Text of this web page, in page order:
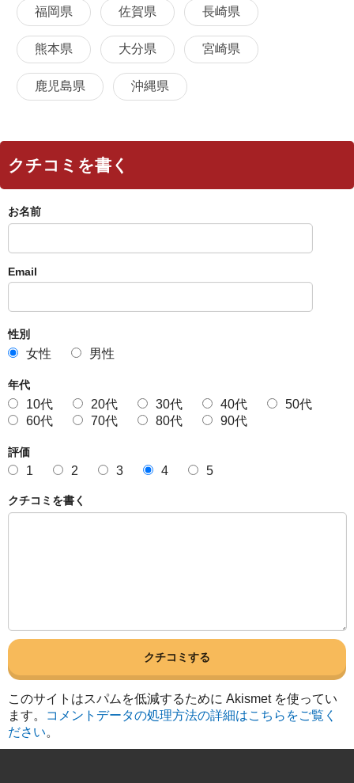
福岡県 佐賀県 長崎県
熊本県 大分県 宮崎県
鹿児島県 沖縄県
クチコミを書く
お名前
Email
性別
女性 男性
年代
10代 20代 30代 40代
50代
60代
70代 80代 90代
評価
1 2 3 4 5
クチコミを書く
このサイトはスパムを低減するために Akismet を使ってい
ます。
コメントデータの処理方法の詳細はこちらをご覧く
ださい。